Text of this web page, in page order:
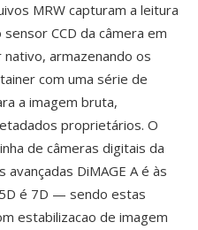
MRW capturam a leitura
CCD da câmera em
armazenando os
com uma série de
a imagem bruta,
proprietários. O
de câmeras digitais da
avançadas DiMAGE A é às
é 7D — sendo estas
estabilizacao de imagem